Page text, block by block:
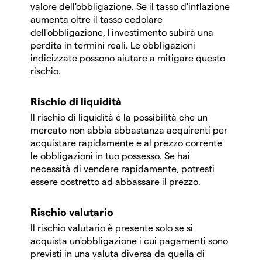
valore dell'obbligazione. Se il tasso d'inflazione
aumenta oltre il tasso cedolare
dell'obbligazione, l'investimento subirà una
perdita in termini reali. Le obbligazioni
indicizzate possono aiutare a mitigare questo
rischio.
Rischio di liquidità
Il rischio di liquidità è la possibilità che un
mercato non abbia abbastanza acquirenti per
acquistare rapidamente e al prezzo corrente
le obbligazioni in tuo possesso. Se hai
necessità di vendere rapidamente, potresti
essere costretto ad abbassare il prezzo.
Rischio valutario
Il rischio valutario è presente solo se si
acquista un'obbligazione i cui pagamenti sono
previsti in una valuta diversa da quella di